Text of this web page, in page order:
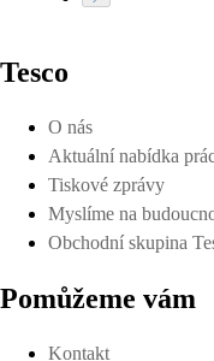
Tesco
O nás
Aktuální nabídka
Tiskové zprávy
Myslíme na
Obchodní skupina
Pomůžeme vám
Kontakt